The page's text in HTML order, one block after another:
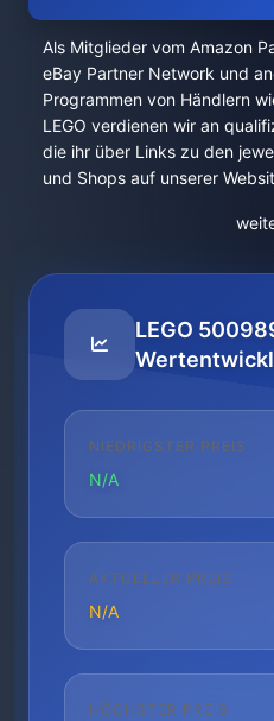
Als Mitglieder vom Amazon
eBay Partner Network und
Programmen von Händlern
LEGO verdienen wir an
die ihr über Links zu den
und Shops auf unserer
LEGO
NIEDRIGSTER PREIS
N/A
AKTUELLER PREIS
N/A
HÖCHSTER PREIS